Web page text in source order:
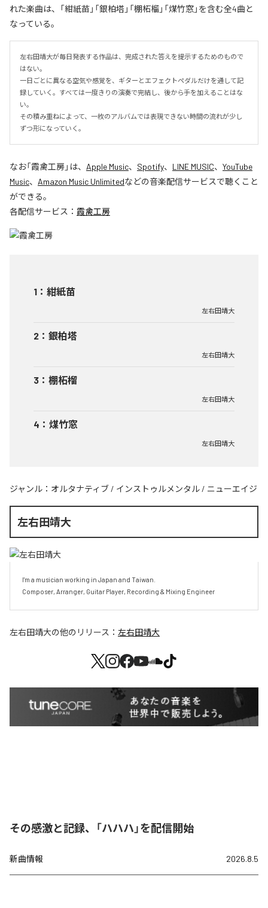
れた楽曲は、「紺紙苗」「銀柏塔」「棚柘榴」「煤竹窓」を含む全4曲と
なっている。
左右田靖大が毎日発表する作品は、完成された答えを提示するためのもので
はない。
一日ごとに異なる空気や感覚を、ギターとエフェクトペダルだけを通して記
録していく。すべては一度きりの演奏で完結し、後から手を加えることはな
い。
その積み重ねによって、一枚のアルバムでは表現できない時間の流れが少し
ずつ形になっていく。
なお「霞禽工房」は、 Apple Music、 Spotify、 LINE MUSIC、 YouTube
Music、 Amazon Music Unlimitedなどの音楽配信サービスで聴くこと
ができる。
各配信サービス： 霞禽工房
1 ： 紺紙苗
左右田靖大
2 ： 銀柏塔
左右田靖大
3 ： 棚柘榴
左右田靖大
4 ： 煤竹窓
左右田靖大
ジャンル： オルタナティブ / インストゥルメンタル / ニューエイジ
左右田靖大
I'm a musician working in Japan and Taiwan.
Composer, Arranger, Guitar Player, Recording & Mixing Engineer
左右田靖大の他のリリース： 左右田靖大
その感激と記録、「ハハハ」を配信開始
新曲情報 2026.8.5